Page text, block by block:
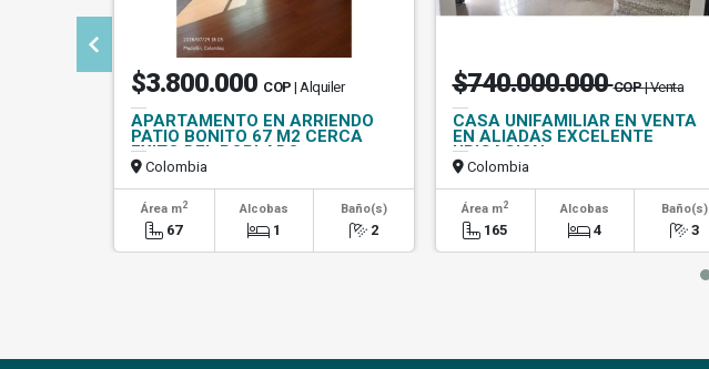
$3.800.000 COP | Alquiler
APARTAMENTO EN ARRIENDO
PATIO BONITO 67 M2 CERCA
EXITO DEL POBLADO
Colombia
Área m2
67
Alcobas
1
Baño(s)
2
$740.000.000COP| Venta
CASA UNIFAMILIAR EN VENTA
EN ALIADAS EXCELENTE
UBICACION
Colombia
Área m2
165
Alcobas
4
Baño(s)
3